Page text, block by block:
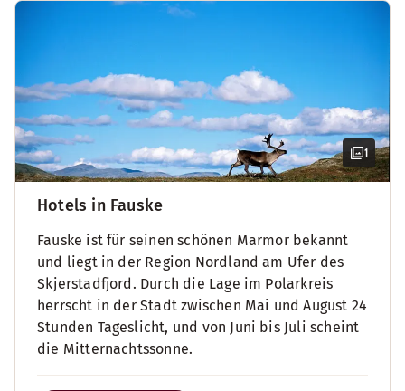
1
Hotels in Fauske
Fauske ist für seinen schönen Marmor bekannt
und liegt in der Region Nordland am Ufer des
Skjerstadfjord. Durch die Lage im Polarkreis
herrscht in der Stadt zwischen Mai und August 24
Stunden Tageslicht, und von Juni bis Juli scheint
die Mitternachtssonne.